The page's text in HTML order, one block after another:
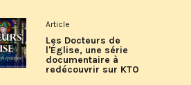
Article
Les Docteurs de
l'Église, une série
documentaire à
redécouvrir sur KTO